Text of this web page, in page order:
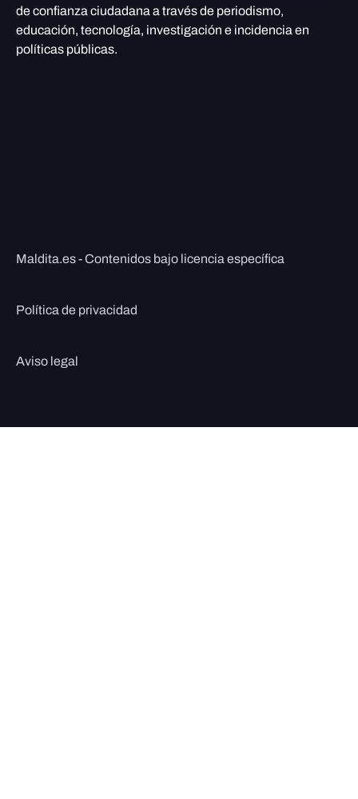
de confianza ciudadana a través de periodismo,
educación, tecnología, investigación e incidencia en
políticas públicas.
Maldita.es - Contenidos bajo licencia específica
Política de privacidad
Aviso legal